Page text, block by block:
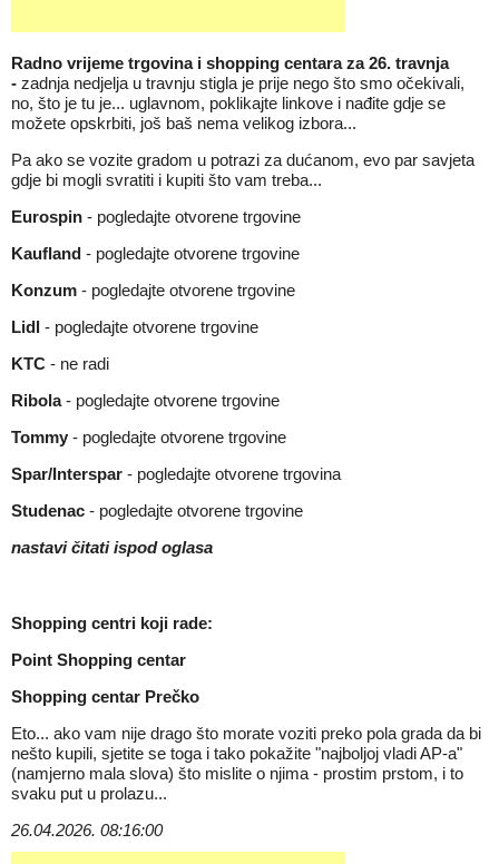
Radno vrijeme trgovina i shopping centara za 26. travnja
- zadnja nedjelja u travnju stigla je prije nego što smo očekivali,
no, što je tu je... uglavnom, poklikajte linkove i nađite gdje se
možete opskrbiti, još baš nema velikog izbora...
Pa ako se vozite gradom u potrazi za dućanom, evo par savjeta
gdje bi mogli svratiti i kupiti što vam treba...
Eurospin - pogledajte otvorene trgovine
Kaufland - pogledajte otvorene trgovine
Konzum - pogledajte otvorene trgovine
Lidl - pogledajte otvorene trgovine
KTC - ne radi
Ribola- pogledajte otvorene trgovine
Tommy - pogledajte otvorene trgovine
Spar/Interspar - pogledajte otvorene trgovina
Studenac - pogledajte otvorene trgovine
nastavi čitati ispod oglasa
Shopping centri koji rade:
Point Shopping centar
Shopping centar Prečko
Eto... ako vam nije drago što morate voziti preko pola grada da bi
nešto kupili, sjetite se toga i tako pokažite "najboljoj vladi AP-a"
(namjerno mala slova) što mislite o njima - prostim prstom, i to
svaku put u prolazu...
26.04.2026. 08:16:00